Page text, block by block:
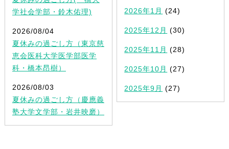
学社会学部・鈴木佑理)
2026/08/04
夏休みの過ごし方（東京慈
恵会医科大学医学部医学
科・橋本昂樹）
2026/08/03
夏休みの過ごし方（慶應義
塾大学文学部・岩井映磨）
2026年1月 (24)
2025年12月 (30)
2025年11月 (28)
2025年10月 (27)
2025年9月 (27)